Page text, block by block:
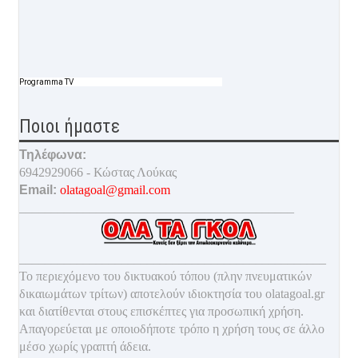
Programma TV
Ποιοι ήμαστε
Τηλέφωνα:
6942929066 - Κώστας Λούκας
Email: olatagoal@gmail.com
Το περιεχόμενο του δικτυακού τόπου (πλην πνευματικών
δικαιωμάτων τρίτων) αποτελούν ιδιοκτησία του olatagoal.gr
και διατίθενται στους επισκέπτες για προσωπική χρήση.
Απαγορεύεται με οποιοδήποτε τρόπο η χρήση τους σε άλλο
μέσο χωρίς γραπτή άδεια.